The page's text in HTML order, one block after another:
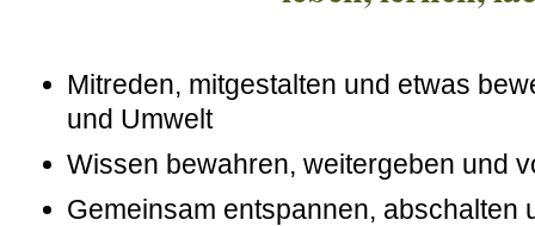
Mitreden, mitgestalten und etwas
und Umwelt
Wissen bewahren, weitergeben und
Gemeinsam entspannen, abschalten